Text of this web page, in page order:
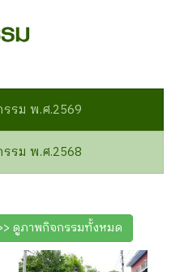
รม พ.ศ.2569
รม พ.ศ.2568
ดูภาพกิจกรรมทั้งหมด